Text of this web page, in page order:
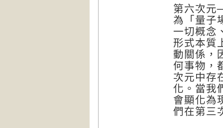
第六次元
為「量子
一切概念
形式本質
動關係，
何事物，
次元中存
化。當我
會顯化為
們在第三